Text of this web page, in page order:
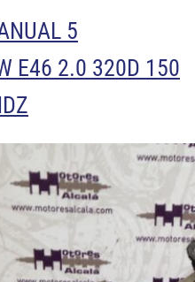
5
E46 2.0 320D 150